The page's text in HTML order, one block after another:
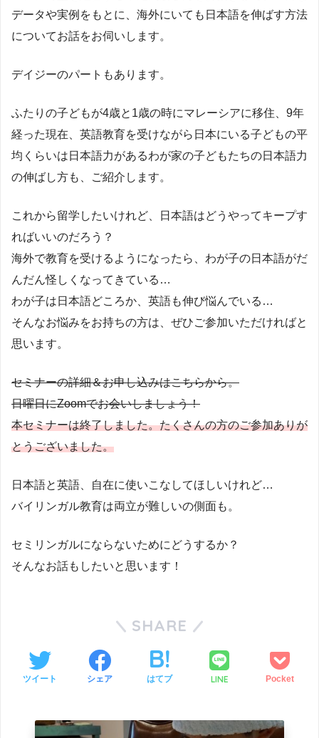
データや実例をもとに、海外にいても日本語を伸ばす方法
についてお話をお伺いします。
デイジーのパートもあります。
ふたりの子どもが4歳と1歳の時にマレーシアに移住、9年
経った現在、英語教育を受けながら日本にいる子どもの平
均くらいは日本語力があるわが家の子どもたちの日本語力
の伸ばし方も、ご紹介します。
これから留学したいけれど、日本語はどうやってキープす
ればいいのだろう？
海外で教育を受けるようになったら、わが子の日本語がだ
んだん怪しくなってきている…
わが子は日本語どころか、英語も伸び悩んでいる…
そんなお悩みをお持ちの方は、ぜひご参加いただければと
思います。
セミナーの詳細＆お申し込みはこちらから。
日曜日にZoomでお会いしましょう！
本セミナーは終了しました。たくさんの方のご参加ありが
とうございました。
日本語と英語、自在に使いこなしてほしいけれど…
バイリンガル教育は両立が難しいの側面も。
セミリンガルにならないためにどうするか？
そんなお話もしたいと思います！
SHARE
ツイート シェア はてブ LINE Pocket